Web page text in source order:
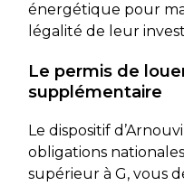
énergétique pour
légalité de leur
Le permis de
supplémentaire
Le dispositif
obligations
supérieur à G, vous